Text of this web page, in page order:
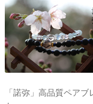
「諾弥」高品質ペアブ